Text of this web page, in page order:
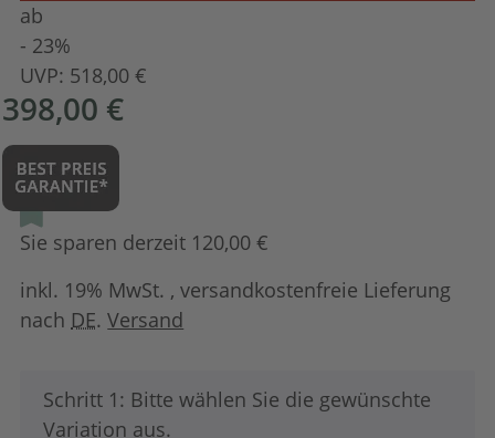
ab
- 23%
UVP: 518,00 €
398,00 €
Sie sparen derzeit 120,00 €
inkl. 19% MwSt. , versandkostenfreie Lieferung
nach DE.Versand
x
Schritt 1: Bitte wählen Sie die gewünschte
Variation aus.